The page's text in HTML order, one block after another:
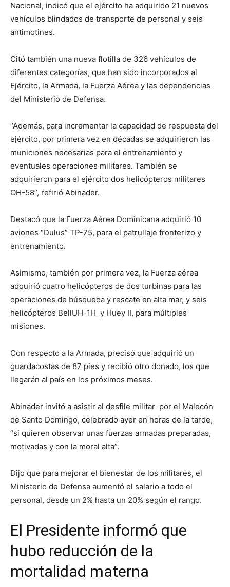
Nacional, indicó que el ejército ha adquirido 21 nuevos
vehículos blindados de transporte de personal y seis
antimotines.
Citó también una nueva flotilla de 326 vehículos de
diferentes categorías, que han sido incorporados al
Ejército, la Armada, la Fuerza Aérea y las dependencias
del Ministerio de Defensa.
“Además, para incrementar la capacidad de respuesta del
ejército, por primera vez en décadas se adquirieron las
municiones necesarias para el entrenamiento y
eventuales operaciones militares. También se
adquirieron para el ejército dos helicópteros militares
OH-58”, refirió Abinader.
Destacó que la Fuerza Aérea Dominicana adquirió 10
aviones “Dulus” TP-75, para el patrullaje fronterizo y
entrenamiento.
Asimismo, también por primera vez, la Fuerza aérea
adquirió cuatro helicópteros de dos turbinas para las
operaciones de búsqueda y rescate en alta mar, y seis
helicópteros BellUH-1H y Huey II, para múltiples
misiones.
Con respecto a la Armada, precisó que adquirió un
guardacostas de 87 pies y recibió otro donado, los que
llegarán al país en los próximos meses.
Abinader invitó a asistir al desfile militar por el Malecón
de Santo Domingo, celebrado ayer en horas de la tarde,
“si quieren observar unas fuerzas armadas preparadas,
motivadas y con la moral alta”.
Dijo que para mejorar el bienestar de los militares, el
Ministerio de Defensa aumentó el salario a todo el
personal, desde un 2% hasta un 20% según el rango.
El Presidente informó que
hubo reducción de la
mortalidad materna